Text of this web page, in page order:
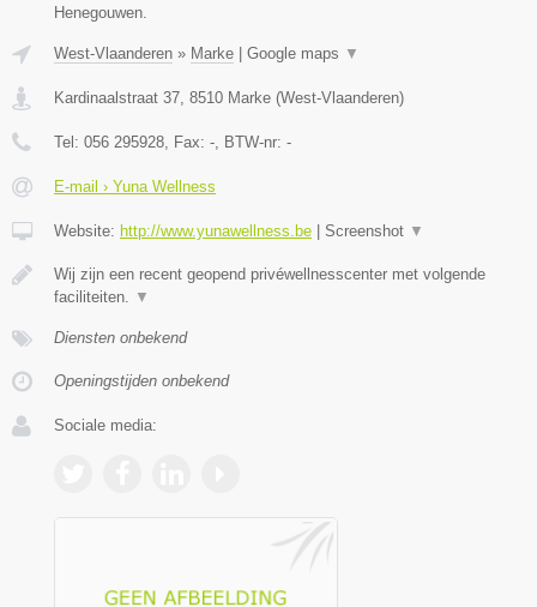
Henegouwen.
West-Vlaanderen » Marke | Google maps ▼
Kardinaalstraat 37 8510 Marke (West-Vlaanderen)
Tel: 056 295928 , Fax: - , BTW-nr: -
E-mail › Yuna Wellness
Website: http://www.yunawellness.be | Screenshot ▼
Wij zijn een recent geopend privéwellnesscenter met volgende
faciliteiten.
▼
Diensten onbekend
Openingstijden onbekend
Sociale media: